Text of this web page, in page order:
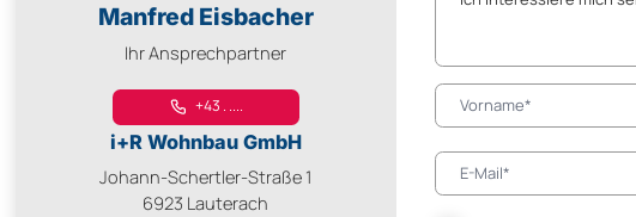
Manfred Eisbacher
Ihr Ansprechpartner
+43 . ....
i+R Wohnbau GmbH
Johann-Schertler-Straße 1
6923 Lauterach